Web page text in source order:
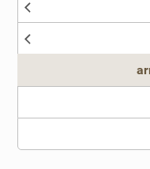
Nenhum dos